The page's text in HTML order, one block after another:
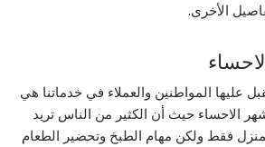
الأخرى.
عليها المواطنين والعملاء في خدماتنا هي
الاحساء حيث أن الكثير من الناس تريد
فقط ولكن مهام الطبخ وتحضير الطعام